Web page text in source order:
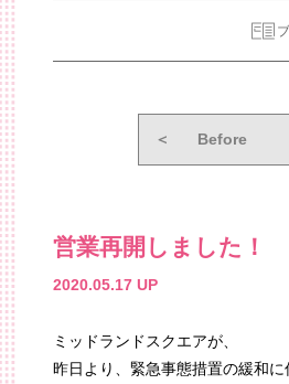
＜ Before
営業再開しました！
2020.05.17 UP
ミッドランドスクエアが、
昨日より、緊急事態措置の緩和に